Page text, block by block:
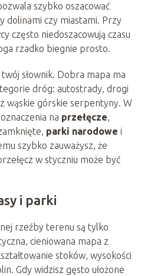
szybko oszacować
dolinami czy miastami. Przy
często niedoszacowują czasu
rzadko biegnie prosto.
słownik. Dobra mapa ma
dróg: autostrady, drogi
wąskie górskie serpentyny. W
na przełęcze,
parki narodowe i
szybko zauważysz, że
w styczniu może być
i parki
rzeźby terenu są tylko
cieniowana mapa z
stoków, wysokości
Gdy widzisz gęsto ułożone